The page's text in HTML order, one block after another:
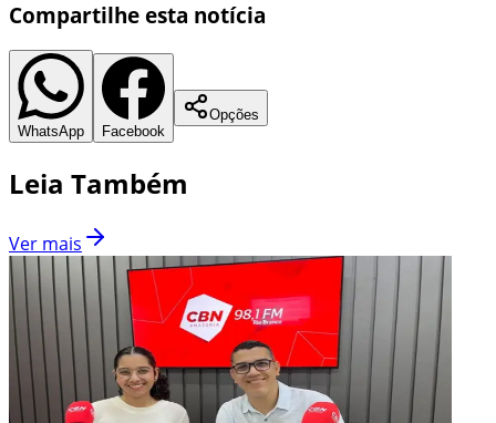
Compartilhe esta notícia
WhatsApp Facebook
Opções
Leia Também
Ver mais